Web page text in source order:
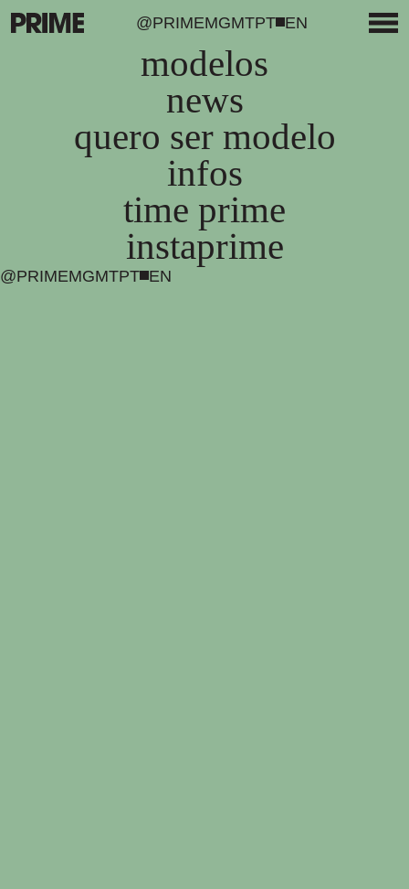
@PRIMEMGMTPT EN
modelos
news
quero ser modelo
infos
time prime
instaprime
@PRIMEMGMTPT EN